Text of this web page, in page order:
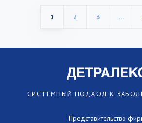
1 2 3 …
СИСТЕМНЫЙ ПОДХОД К
Представительство